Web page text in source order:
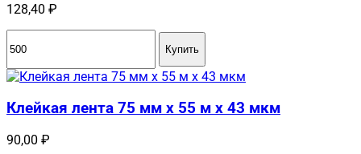
128,40 ₽
Купить
Клейкая лента 75 мм x 55 м x 43 мкм
90,00 ₽